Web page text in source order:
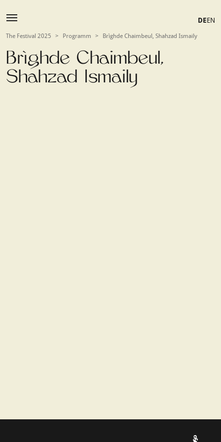
DEEN
The Festival 2025 > Programm > Brìghde Chaimbeul, Shahzad Ismaily
Brìghde Chaimbeul,
Shahzad Ismaily